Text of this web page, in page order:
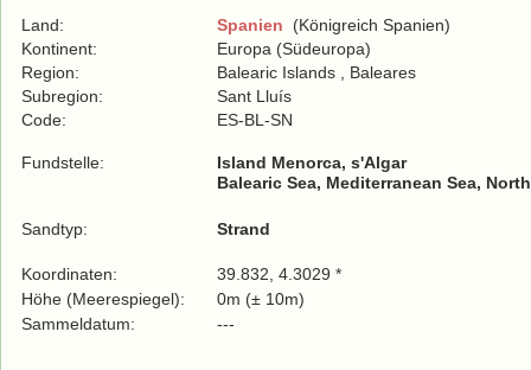
Land: Spanien (Königreich Spanien)
Kontinent:
Europa (Südeuropa)
Region:
Balearic Islands , Baleares
Subregion:
Sant Lluís
Code:
ES-BL-SN
Fundstelle:
Island Menorca, s'Algar
Balearic Sea, Mediterranean Sea,
Sandtyp: Strand
Koordinaten:
39.832, 4.3029 *
Höhe (Meerespiegel):
0m (± 10m)
Sammeldatum:
---